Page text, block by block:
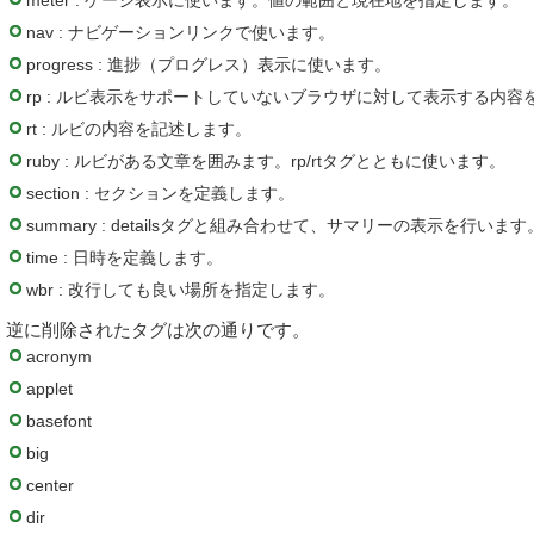
nav : ナビゲーションリンクで使います。
progress : 進捗（プログレス）表示に使います。
rp : ルビ表示をサポートしていないブラウザに対して表示する内容
rt : ルビの内容を記述します。
ruby : ルビがある文章を囲みます。rp/rtタグとともに使います。
section : セクションを定義します。
summary : detailsタグと組み合わせて、サマリーの表示を行います。
time : 日時を定義します。
wbr : 改行しても良い場所を指定します。
逆に削除されたタグは次の通りです。
acronym
applet
basefont
big
center
dir